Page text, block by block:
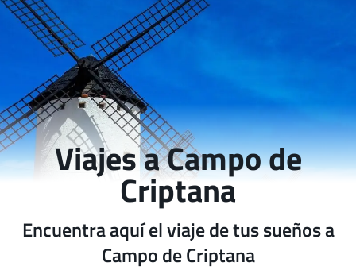
Viajes a Campo de
Criptana
Encuentra aquí el viaje de tus sueños a
Campo de Criptana